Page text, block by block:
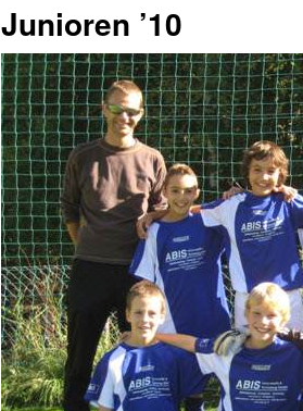
Junioren ’10